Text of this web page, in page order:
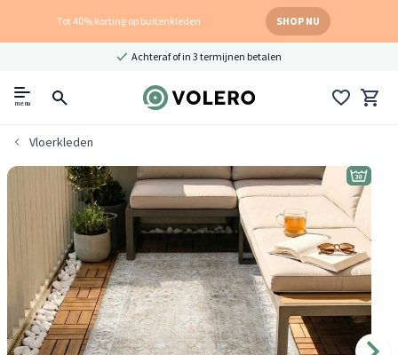
Tot 40% korting op buitenkleden SHOP NU
Achteraf of in 3 termijnen betalen
menu
Vloerkleden